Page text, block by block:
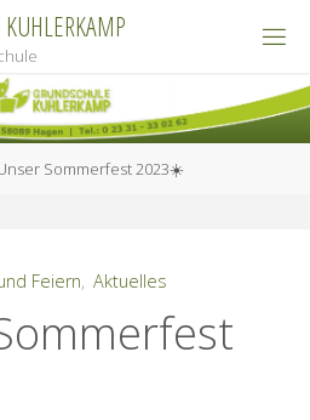
Sommerfest 2023☀️
Feiern, Aktuelles